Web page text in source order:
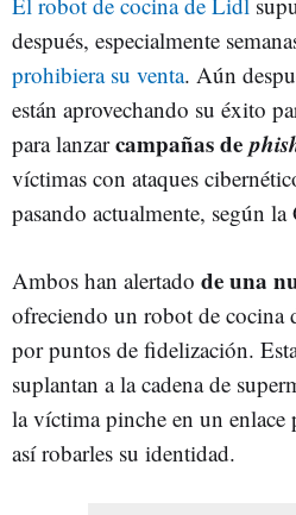
después, especialmente
prohibiera su venta. Aún
están aprovechando su éxito
para lanzarcampañas de
víctimas con ataques
pasando actualmente, según
Ambos han alertado de una
ofreciendo un robot de cocina
por puntos de fidelización.
suplantan a la cadena de
la víctima pinche en un enlace
así robarles su identidad.